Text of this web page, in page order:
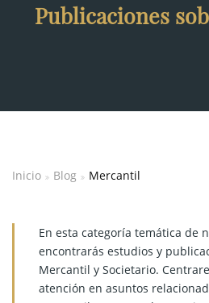
Publicaciones
Inicio Blog Mercantil
En esta categoría temática de
encontrarás estudios y
Mercantil y Societario.
atención en asuntos